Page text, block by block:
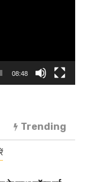
08:48
Trending